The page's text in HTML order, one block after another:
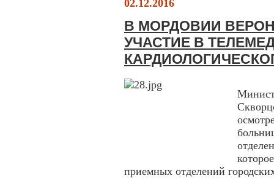
02.12.2016
В МОРДОВИИ
УЧАСТИЕ В
приемных отделений